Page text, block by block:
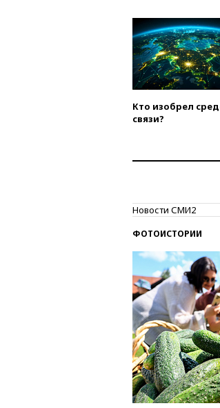
Кто изобрел
связи?
Новости СМИ2
ФОТОИСТОРИИ